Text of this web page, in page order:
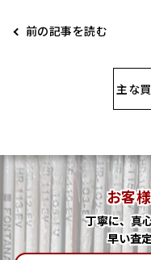
前の記事を読む
主な
お客
丁寧に、真
早い査